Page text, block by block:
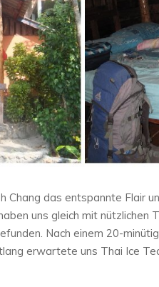
Chang das entspannte Flair
uns gleich mit nützlichen
Nach einem 20-
erwartete uns Thai Ice